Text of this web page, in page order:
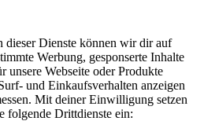
dieser Dienste können wir dir auf
Werbung, gesponserte Inhalte
unsere Webseite oder Produkte
und Einkaufsverhalten anzeigen
Mit deiner Einwilligung setzen
folgende Drittdienste ein: